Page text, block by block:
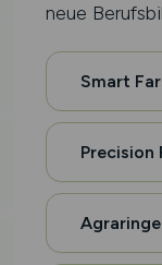
neue
Smart
Precision